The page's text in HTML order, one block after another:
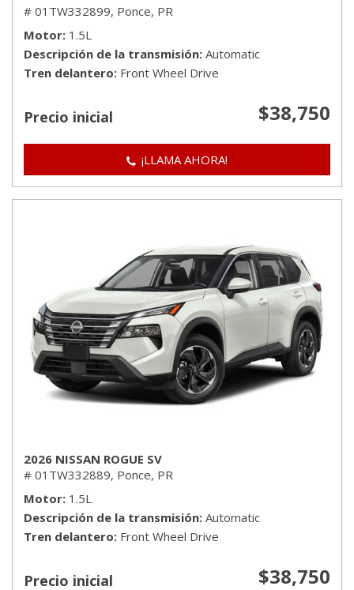
# 01TW332899, Ponce, PR
Motor 1.5L
Descripción de la transmisión Automatic
Tren delantero Front Wheel Drive
Precio inicial $38,750
¡LLAMA AHORA!
2026 NISSAN ROGUE SV
# 01TW332889, Ponce, PR
Motor 1.5L
Descripción de la transmisión Automatic
Tren delantero Front Wheel Drive
Precio inicial $38,750